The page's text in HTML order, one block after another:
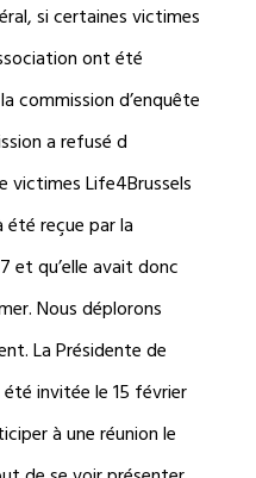
si certaines victimes
ont été
commission d’enquête
a refusé d
victimes Life4Brussels
reçue par la
et qu’elle avait donc
Nous déplorons
La Présidente de
invitée le 15 février
à une réunion le